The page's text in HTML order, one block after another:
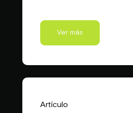
Ver más
Artículo